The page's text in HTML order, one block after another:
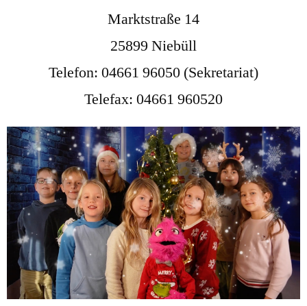
Marktstraße 14
25899 Niebüll
Telefon: 04661 96050 (Sekretariat)
Telefax: 04661 960520